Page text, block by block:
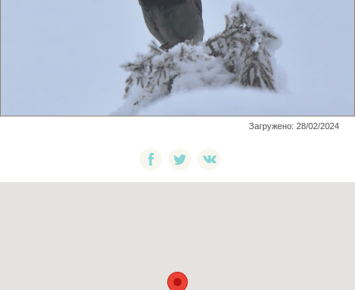
Загружено: 28/02/2024